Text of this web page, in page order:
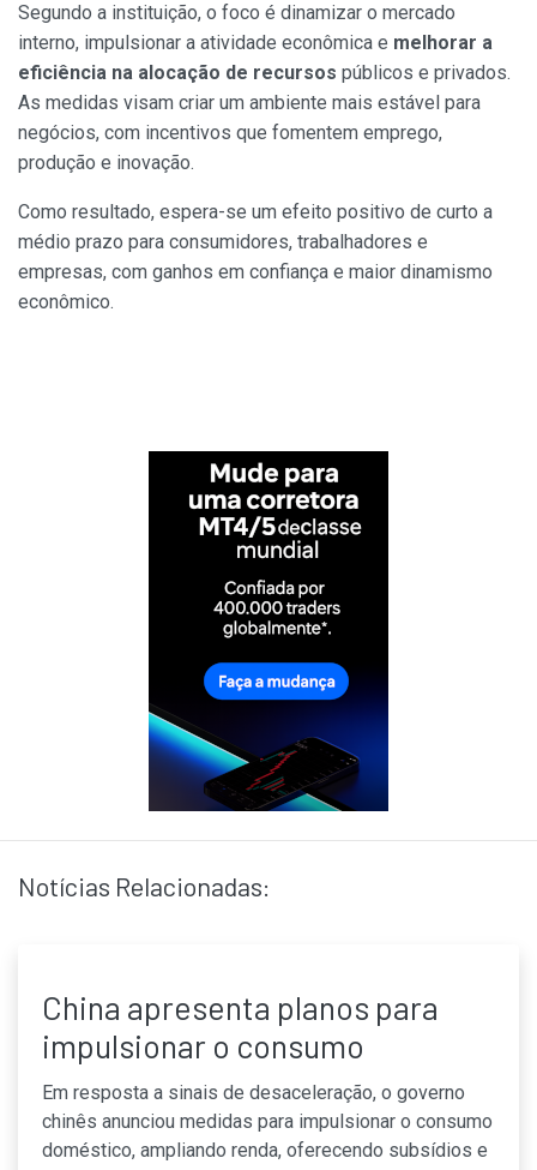
Segundo a instituição, o foco é dinamizar o mercado
interno, impulsionar a atividade econômica e melhorar a
eficiência na alocação de recursos públicos e privados.
As medidas visam criar um ambiente mais estável para
negócios, com incentivos que fomentem emprego,
produção e inovação.
Como resultado, espera-se um efeito positivo de curto a
médio prazo para consumidores, trabalhadores e
empresas, com ganhos em confiança e maior dinamismo
econômico.
Notícias Relacionadas:
China apresenta planos para
impulsionar o consumo
Em resposta a sinais de desaceleração, o governo
chinês anunciou medidas para impulsionar o consumo
doméstico, ampliando renda, oferecendo subsídios e